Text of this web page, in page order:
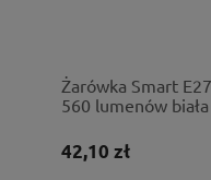
Żarówka Smart
560 lumenów biała
42,10 zł